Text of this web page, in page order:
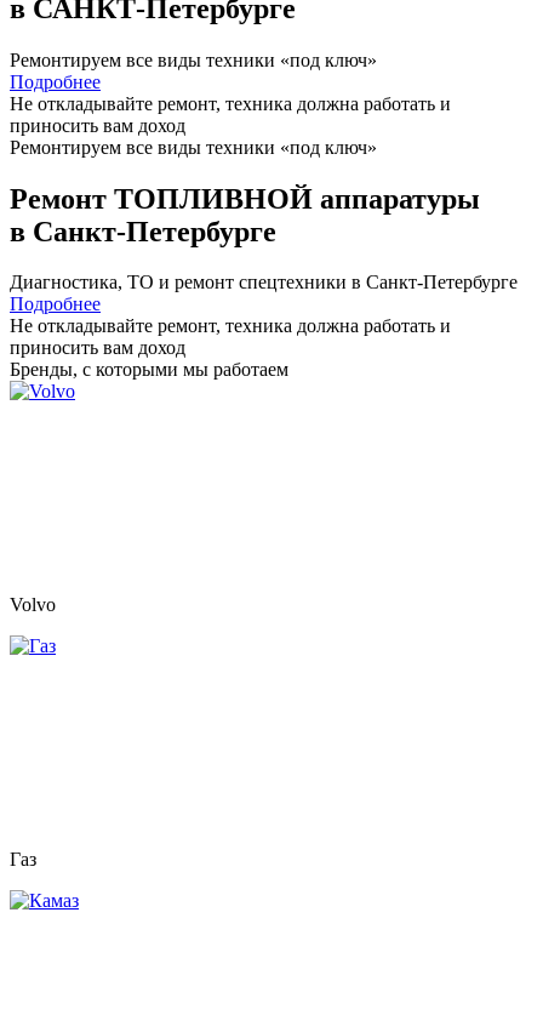
в САНКТ-Петербурге
Ремонтируем все виды техники «под ключ»
Подробнее
Не откладывайте ремонт, техника должна работать и
приносить вам доход
Ремонтируем все виды техники «под ключ»
Ремонт ТОПЛИВНОЙ аппаратуры
в Санкт-Петербурге
Диагностика, ТО и ремонт спецтехники в Санкт-Петербурге
Подробнее
Не откладывайте ремонт, техника должна работать и
приносить вам доход
Бренды, с которыми мы работаем
Volvo
Газ